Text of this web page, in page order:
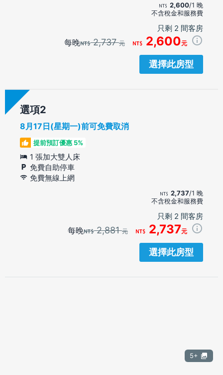
2,600/1 晚
不含稅金和服務費
只剩 2 間客房
每晚 2,737元 2,600元
選擇此房型
選項
8月17日(星期一)前可免費取消
提前預訂優惠 5%
1 張加大雙人床
免費自助停車
免費無線上網
2,737/1 晚
不含稅金和服務費
只剩 2 間客房
每晚 2,881元 2,737元
選擇此房型
5+